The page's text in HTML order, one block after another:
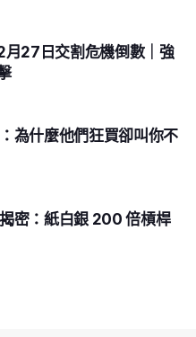
月27日交割危機倒數｜強
為什麼他們狂買卻叫你不
密：紙白銀 200 倍槓桿